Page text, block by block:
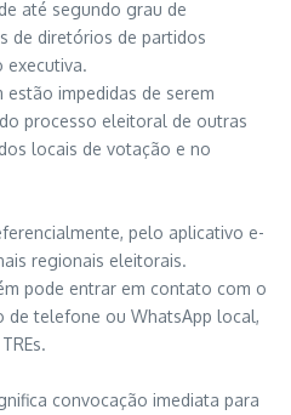
até segundo grau de
de diretórios de partidos
executiva.
impedidas de serem
processo eleitoral de outras
locais de votação e no
pelo aplicativo e-
regionais eleitorais.
pode entrar em contato com o
telefone ou WhatsApp local,
convocação imediata para